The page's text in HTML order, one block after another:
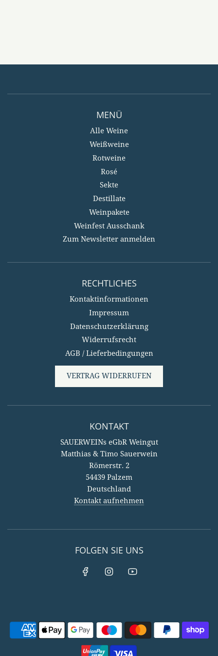
MENÜ
Alle Weine
Weißweine
Rotweine
Rosé
Sekte
Destillate
Weinpakete
Weinfest Ausschank
Zum Newsletter anmelden
RECHTLICHES
Kontaktinformationen
Impressum
Datenschutzerklärung
Widerrufsrecht
AGB / Lieferbedingungen
VERTRAG WIDERRUFEN
KONTAKT
SAUERWEINs eGbR Weingut
Matthias & Timo Sauerwein
Römerstr. 2
54439 Palzem
Deutschland
Kontakt aufnehmen
FOLGEN SIE UNS